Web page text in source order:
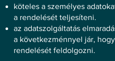
köteles a személyes
a rendelését teljesíteni.
az adatszolgáltatás
a következménnyel jár,
rendelését feldolgozni.